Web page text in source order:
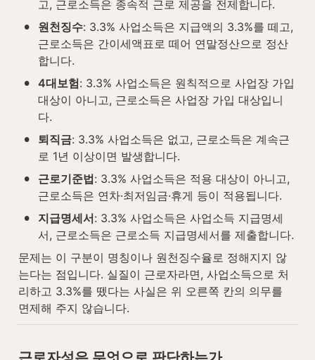
고, 근로소득은 종속적 근로 제공을 전제합니다.
• 원천징수: 3.3% 사업소득은 지급액의 3.3%를 떼고,
근로소득은 간이세액표로 떼어 연말정산으로 정산
합니다.
• 4대보험: 3.3% 사업소득은 원칙적으로 사업장 가입
대상이 아니고, 근로소득은 사업장 가입 대상입니
다.
• 퇴직금: 3.3% 사업소득은 없고, 근로소득은 계속근
로 1년 이상이면 발생합니다.
• 근로기준법: 3.3% 사업소득은 적용 대상이 아니고,
근로소득은 연차·최저임금·휴게 등이 적용됩니다.
• 지급명세서: 3.3% 사업소득은 사업소득 지급명세
서, 근로소득은 근로소득 지급명세서를 제출합니다.
문제는 이 구분이 명칭이나 원천징수율로 정해지지 않
는다는 점입니다. 실질이 근로자라면, 사업소득으로 처
리하고 3.3%를 뗐다는 사실은 위 오른쪽 칸의 의무를
면제해 주지 않습니다.